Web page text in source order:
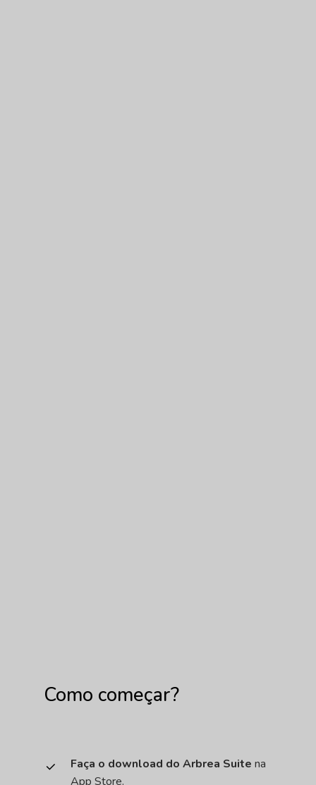
Como começar?
Faça o download do Arbrea Suite na
App Store.